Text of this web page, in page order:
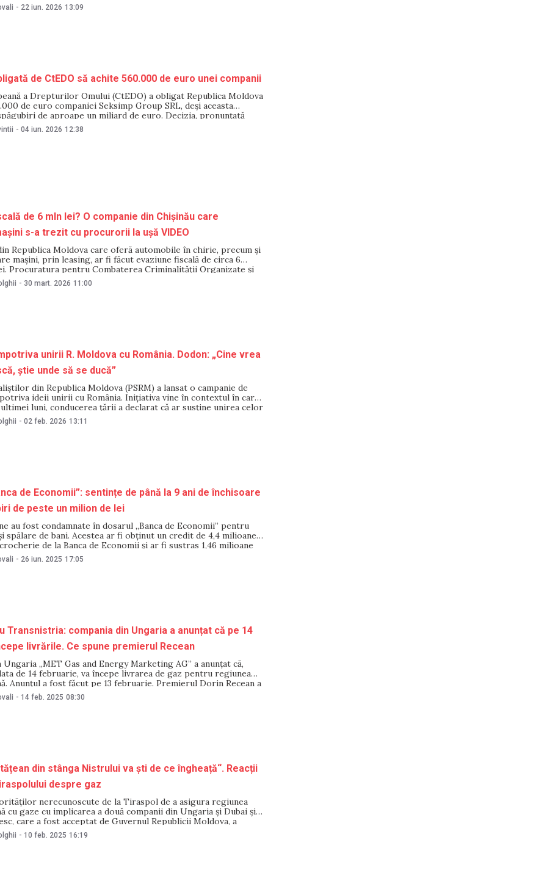
pentru a stabili compatibilitatea concentrării
mediul concurenţial normal. Potrivit Consiliului Concurenței,
- 22 iun. 2026 13:09
de CtEDO să achite 560.000 de euro unei companii
a Drepturilor Omului (CtEDO) a obligat Republica Moldova
de euro companiei Seksimp Group SRL, deși aceasta
de aproape un miliard de euro. Decizia, pronunțată
vizează un litigiu legat de executarea unui contract de
căruia bunurile companiei au
- 04 iun. 2026 12:38
de 6 mln lei? O companie din Chișinău care
s-a trezit cu procurorii la ușă VIDEO
Republica Moldova care oferă automobile în chirie, precum și
mașini, prin leasing, ar fi făcut evaziune fiscală de circa 6
Procuratura pentru Combaterea Criminalității Organizate și
(PCCOCS) a anunțat luni, 30 martie, că a desfășurat percheziții
- 30 mart. 2026 11:00
unirii R. Moldova cu România. Dodon: „Cine vrea
știe unde să se ducă”
din Republica Moldova (PSRM) a lansat o campanie de
ideii unirii cu România. Inițiativa vine în contextul în care,
luni, conducerea țării a declarat că ar susține unirea celor
cazul organizării unui referendum. Precizările au fost făcute de
- 02 feb. 2026 13:11
de Economii”: sentințe de până la 9 ani de închisoare
de peste un milion de lei
au fost condamnate în dosarul „Banca de Economii” pentru
spălare de bani. Acestea ar fi obținut un credit de 4,4 milioane
de la Banca de Economii și ar fi sustras 1,46 milioane
bani, prin tranzacții fictive. Unul dintre
- 26 iun. 2025 17:05
Transnistria: compania din Ungaria a anunțat că pe 14
livrările. Ce spune premierul Recean
Ungaria „MET Gas and Energy Marketing AG” a anunțat că,
de 14 februarie, va începe livrarea de gaz pentru regiunea
Anunțul a fost făcut pe 13 februarie. Premierul Dorin Recean a
aceleiași zile că guvernul are această informație cu privire la
- 14 feb. 2025 08:30
din stânga Nistrului va ști de ce îngheață“. Reacții
despre gaz
nerecunoscute de la Tiraspol de a asigura regiunea
cu gaze cu implicarea a două companii din Ungaria și Dubai și
care a fost acceptat de Guvernul Republicii Moldova, a
în mediul online. În timp ce unii spun că sunt de acord cu
- 10 feb. 2025 16:19